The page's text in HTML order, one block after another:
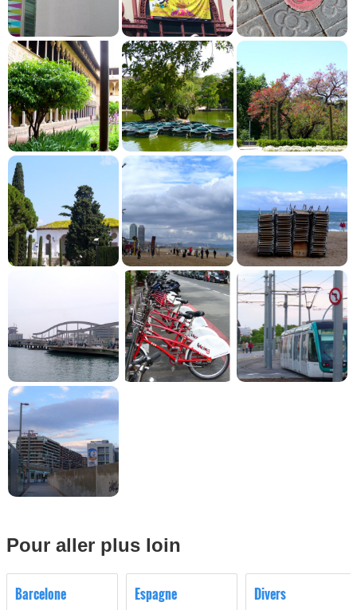
Pour aller plus loin
Barcelone Espagne Divers